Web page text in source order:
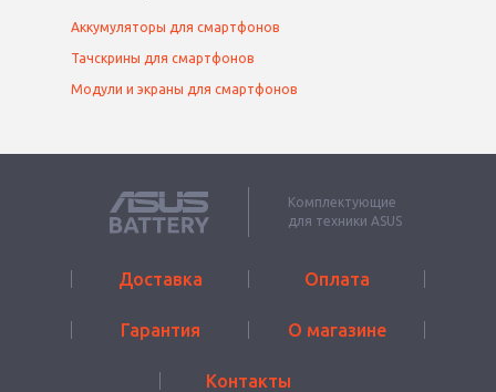
Аккумуляторы для смартфонов
Тачскрины для смартфонов
Модули и экраны для смартфонов
Комплектующие
для техники ASUS
Доставка Оплата
Гарантия О магазине
Контакты